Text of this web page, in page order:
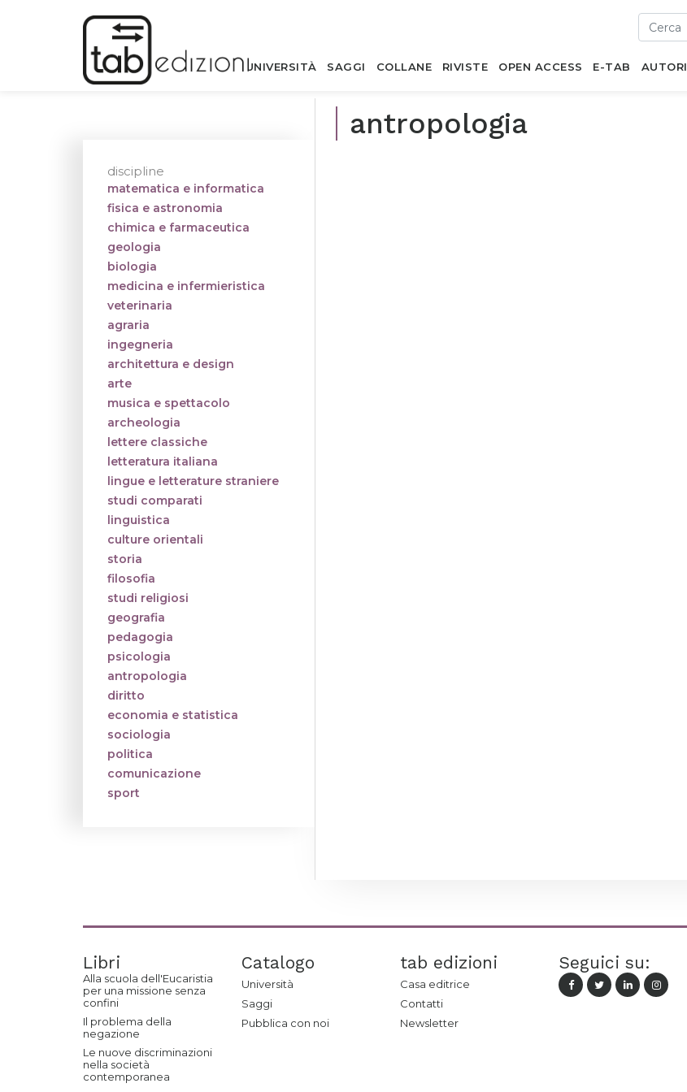
UNIVERSITÀ SAGGI COLLANE RIVISTE OPEN ACCESS E-TAB AUTORI
antropologia
discipline
matematica e informatica
fisica e astronomia
chimica e farmaceutica
geologia
biologia
medicina e infermieristica
veterinaria
agraria
ingegneria
architettura e design
arte
musica e spettacolo
archeologia
lettere classiche
letteratura italiana
lingue e letterature straniere
studi comparati
linguistica
culture orientali
storia
filosofia
studi religiosi
geografia
pedagogia
psicologia
antropologia
diritto
economia e statistica
sociologia
politica
comunicazione
sport
Libri
Alla scuola dell'Eucaristia
per una missione senza
confini
Il problema della
negazione
Le nuove discriminazioni
nella società
contemporanea
Catalogo
Università
Saggi
Pubblica con noi
tab edizioni
Casa editrice
Contatti
Newsletter
Seguici su: